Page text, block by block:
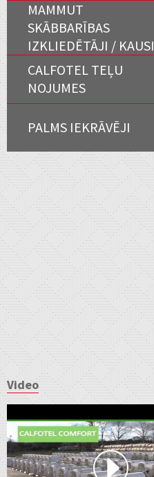
MAMMUT
SKĀBBARĪBAS
IZKLIEDĒTĀJI / KAUSI
CALFOTEL TEĻU
NOJUMES
PALMS IEKRĀVĒJI
Video